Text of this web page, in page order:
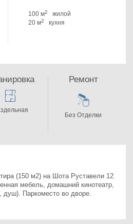
100 м2
жилой
20 м2 кухня
мебель, домашний кинотеатр,
душ). Паркоместо во дворе.
Ремонт
Без Отделки